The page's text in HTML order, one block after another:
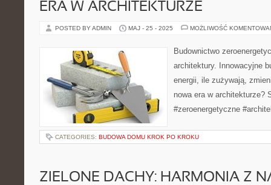
ERA W ARCHITEKTURZE
POSTED BY ADMIN MAJ - 25 - 2025 MOŻLIWOŚĆ
Budownictwo
architektury. Innowacyjne
energii, ile zużywają,
nowa era w architekturze?
#zeroenergetyczne
CATEGORIES: BUDOWA DOMU KROK PO KROKU
ZIELONE DACHY: HARMONIA Z